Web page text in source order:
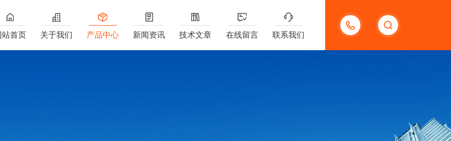
13585666743
站首页 关于我们 产品中心 新闻资讯 技术文章 在线留言 联系我们